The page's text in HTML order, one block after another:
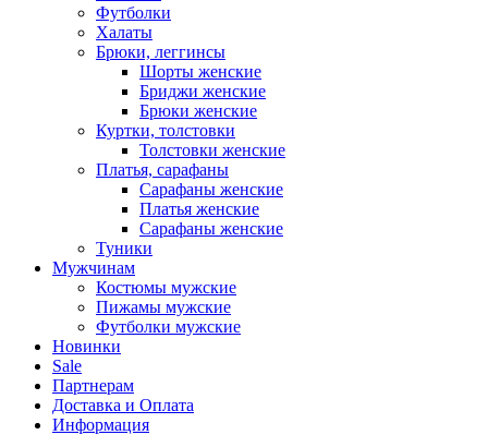
Футболки
Халаты
Брюки, леггинсы
Шорты женские
Бриджи женские
Брюки женские
Куртки, толстовки
Толстовки женские
Платья, сарафаны
Сарафаны женские
Платья женские
Сарафаны женские
Туники
Мужчинам
Костюмы мужские
Пижамы мужские
Футболки мужские
Новинки
Sale
Партнерам
Доставка и Оплата
Информация